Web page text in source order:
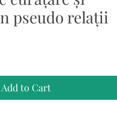
pseudo relații
Add to Cart